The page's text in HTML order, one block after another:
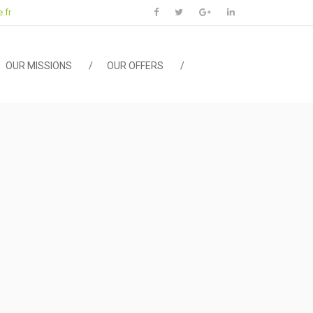
OUR MISSIONS OUR OFFERS